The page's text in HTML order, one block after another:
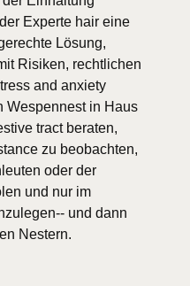
Experte hair eine
Lösung,
Risiken, rechtlichen
and anxiety
Wespennest in Haus
tract beraten,
zu beobachten,
oder der
und nur im
und dann
Nestern.